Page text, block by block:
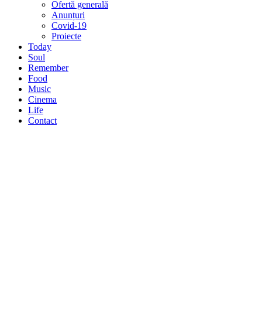
Ofertă generală
Anunțuri
Covid-19
Proiecte
Today
Soul
Remember
Food
Music
Cinema
Life
Contact